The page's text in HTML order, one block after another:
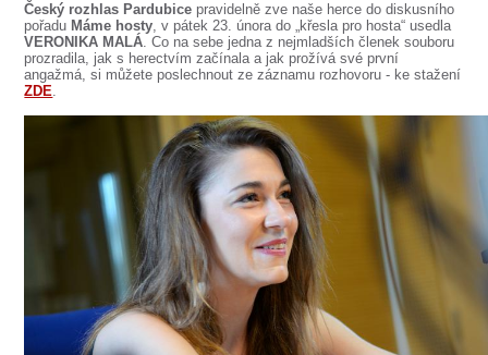
REPERTOÁR
VSTUPENKY
KONTAKTY
O DIVADLE
SOUBOR
DÁLE NABÍZÍME
Český rozhlas Pardubice pravidelně zve naše herce do diskusního
pořadu Máme hosty, v pátek 23. února do „křesla pro hosta“ usedla
VERONIKA MALÁ. Co na sebe jedna z nejmladších členek souboru
prozradila, jak s herectvím začínala a jak prožívá své první
angažmá, si můžete poslechnout ze záznamu rozhovoru - ke stažení
ZDE.